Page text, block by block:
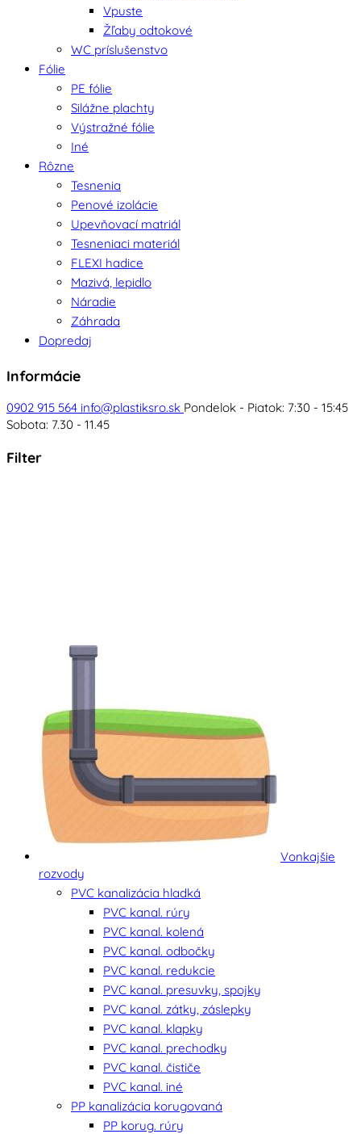
Vpuste
Žľaby odtokové
WC príslušenstvo
Fólie
PE fólie
Silážne plachty
Výstražné fólie
Iné
Rôzne
Tesnenia
Penové izolácie
Upevňovací matriál
Tesneniaci materiál
FLEXI hadice
Mazivá, lepidlo
Náradie
Záhrada
Dopredaj
Informácie
0902 915 564 info@plastiksro.sk Pondelok - Piatok: 7:30 - 15:45
Sobota: 7.30 - 11.45
Filter
Vonkajšie
rozvody
PVC kanalizácia hladká
PVC kanal. rúry
PVC kanal. kolená
PVC kanal. odbočky
PVC kanal. redukcie
PVC kanal. presuvky, spojky
PVC kanal. zátky, záslepky
PVC kanal. klapky
PVC kanal. prechodky
PVC kanal. čističe
PVC kanal. iné
PP kanalizácia korugovaná
PP korug. rúry